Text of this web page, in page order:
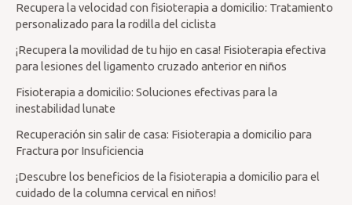
Recupera la velocidad con fisioterapia a domicilio: Tratamiento
personalizado para la rodilla del ciclista
¡Recupera la movilidad de tu hijo en casa! Fisioterapia efectiva
para lesiones del ligamento cruzado anterior en niños
Fisioterapia a domicilio: Soluciones efectivas para la
inestabilidad lunate
Recuperación sin salir de casa: Fisioterapia a domicilio para
Fractura por Insuficiencia
¡Descubre los beneficios de la fisioterapia a domicilio para el
cuidado de la columna cervical en niños!